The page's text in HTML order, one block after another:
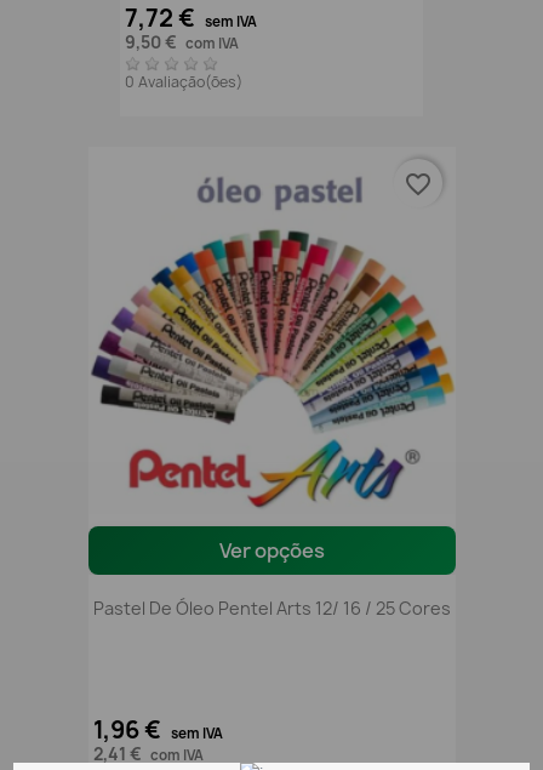
7,72 € sem IVA
9,50 € com IVA
0 Avaliação(ões)
Ver opções
Pastel De Óleo Pentel Arts 12/ 16 / 25 Cores
1,96 € sem IVA
2,41 € com IVA
favorite_border